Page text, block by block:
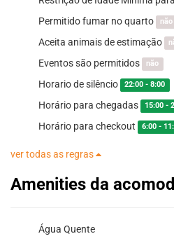
Permitido fumar no quarto não
Aceita animais de estimação
Eventos são permitidos não
Horario de silêncio 22:00 - 8:00
Horário para chegadas 15:00 -
Horário para checkout 6:00 -
ver todas as regras
Amenities da
Água Quente